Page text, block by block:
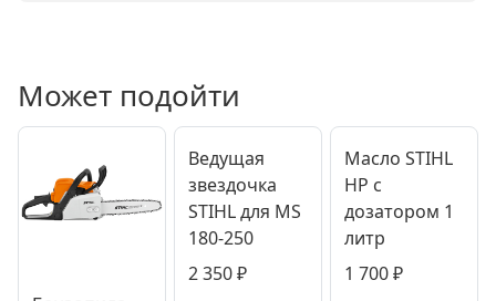
Может подойти
Ведущая
звездочка
STIHL для MS
180-250
2 350₽
Масло STIHL
HP с
дозатором 1
литр
1 700₽